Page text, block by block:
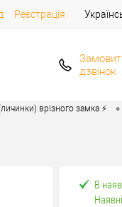
Реєстрація
дзвінок
врізного замка ⚡️ •
В